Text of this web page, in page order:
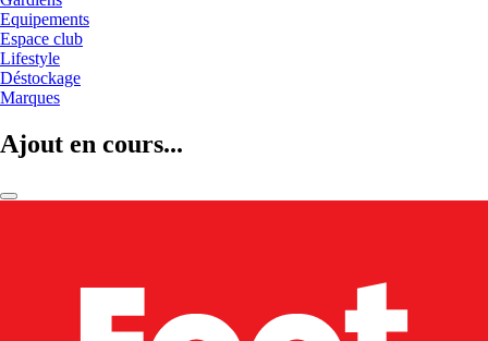
Equipements
Espace club
Lifestyle
Déstockage
Marques
Ajout en cours...